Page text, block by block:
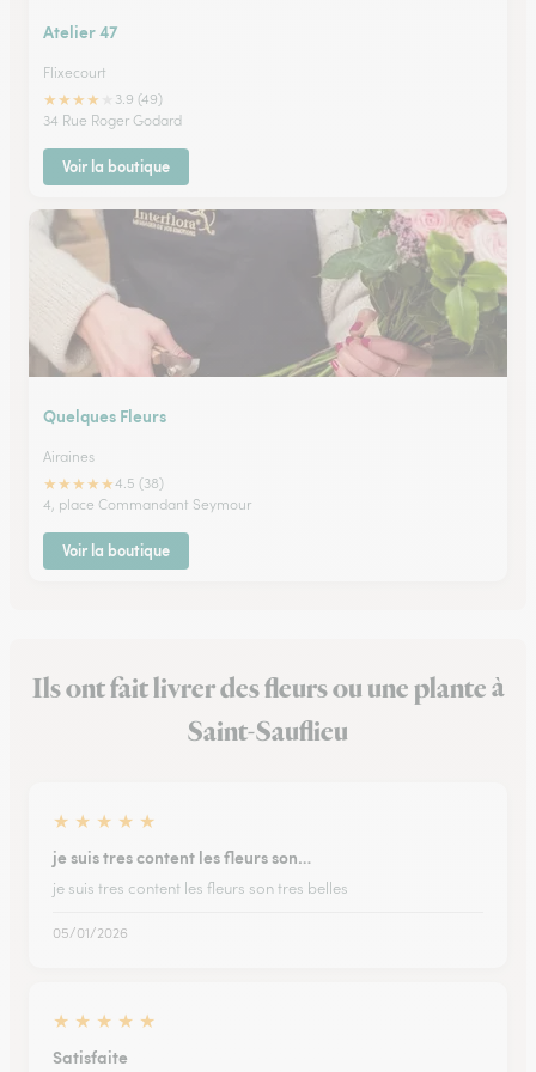
Atelier 47
Flixecourt
★★★★
3.9 (49)
34 Rue Roger Godard
Voir la boutique
Quelques Fleurs
Airaines
★★★★★4.5 (38)
4, place Commandant Seymour
Voir la boutique
Ils ont fait livrer des fleurs ou une plante à
Saint-Sauflieu
★ ★ ★ ★ ★
je suis tres content les fleurs son…
je suis tres content les fleurs son tres belles
05/01/2026
★ ★ ★ ★ ★
Satisfaite